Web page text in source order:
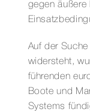
gegen äußere
Auf der
widersteht,
führenden
Boote und
Systems